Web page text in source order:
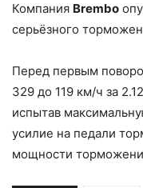
Компания Brembo
серьёзного
Перед первым
329 до 119 км/ч за
испытав
усилие на педали
мощности